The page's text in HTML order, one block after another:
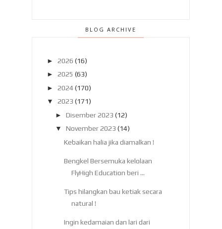
BLOG ARCHIVE
► 2026 (16)
► 2025 (63)
► 2024 (170)
▼
2023 (171)
► Disember 2023 (12)
▼
November 2023 (14)
Kebaikan halia jika diamalkan !
Bengkel Bersemuka kelolaan
FlyHigh Education beri ...
Tips hilangkan bau ketiak secara
natural !
Ingin kedamaian dan lari dari